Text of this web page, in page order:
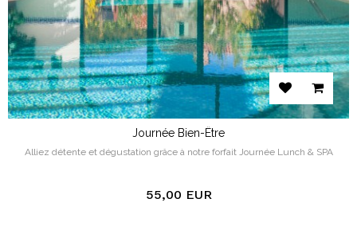
Journée Bien-Être
Alliez détente et dégustation grâce à notre forfait Journée Lunch & SPA
55,00 EUR